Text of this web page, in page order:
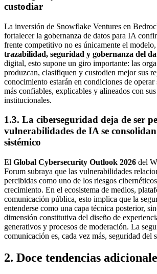
custodiar
La inversión de Snowflake Ventures en
fortalecer la gobernanza de datos para IA
frente competitivo no es únicamente el
trazabilidad, seguridad y gobernanza del
digital, esto supone un giro importante: las
produzcan, clasifiquen y custodien mejor sus
conocimiento estarán en condiciones de operar
más confiables, explicables y alineados con
institucionales.
1.3. La ciberseguridad deja de ser
vulnerabilidades de IA se
sistémico
El Global Cybersecurity Outlook 2026 del
Forum subraya que las vulnerabilidades
percibidas como uno de los riesgos
crecimiento. En el ecosistema de medios,
comunicación pública, esto implica que la
entenderse como una capa técnica posterior,
dimensión constitutiva del diseño de
generativos y procesos de moderación. La
comunicación es, cada vez más, seguridad del
2. Doce tendencias